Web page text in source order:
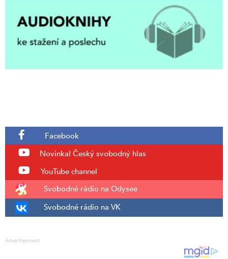
Facebook
Novinka! Český svobodný hlas
YouTube channel
Svobodné rádio na Odysee
Svobodné rádio na VK
Advertisement